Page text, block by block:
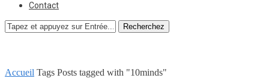
Contact
Recherchez
Accueil Tags Posts tagged with "10minds"